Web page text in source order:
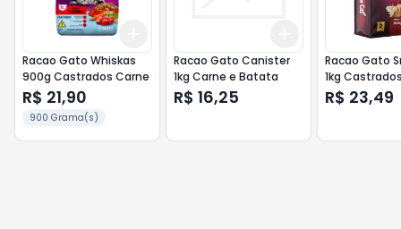
Racao Gato Whiskas
900g Castrados Carne
R$ 21,90
900 Grama(s)
+10
Racao Gato Canister
1kg Carne e Batata
R$ 16,25
Racao Gato
1kg
Com Maca
R$ 23,49